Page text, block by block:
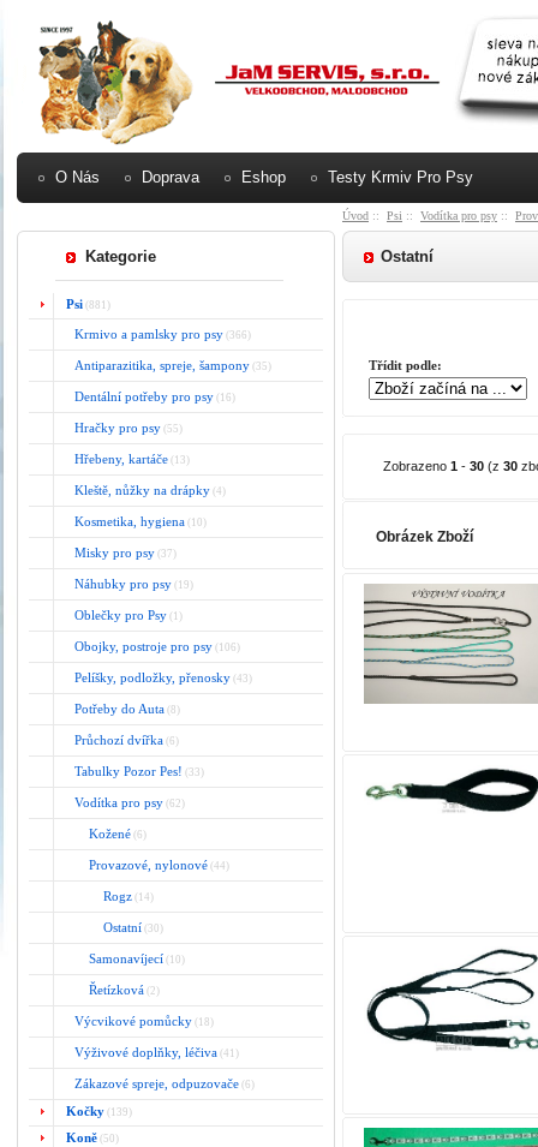
O Nás Doprava Eshop Testy Krmiv Pro Psy
Kategorie
Psi (881)
Krmivo a pamlsky pro psy (366)
Antiparazitika, spreje, šampony (35)
Dentální potřeby pro psy (16)
Hračky pro psy (55)
Hřebeny, kartáče (13)
Kleště, nůžky na drápky (4)
Kosmetika, hygiena (10)
Misky pro psy (37)
Náhubky pro psy (19)
Oblečky pro Psy (1)
Obojky, postroje pro psy (106)
Pelíšky, podložky, přenosky (43)
Potřeby do Auta (8)
Průchozí dvířka (6)
Tabulky Pozor Pes! (33)
Vodítka pro psy (62)
Kožené (6)
Provazové, nylonové (44)
Rogz (14)
Ostatní (30)
Samonavíjecí (10)
Řetízková (2)
Výcvikové pomůcky (18)
Výživové doplňky, léčiva (41)
Zákazové spreje, odpuzovače (6)
Kočky (139)
Koně (50)
Úvod :: Psi :: Vodítka pro psy ::
Ostatní
Třídit podle:
Zobrazeno 1 - 30 (z 30
Obrázek Zboží